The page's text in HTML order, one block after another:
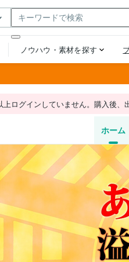
上ログインしていません。購入後
ホーム